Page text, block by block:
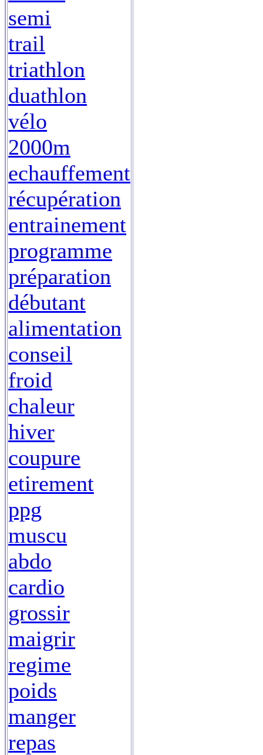
semi
trail
triathlon
duathlon
vélo
2000m
echauffement
récupération
entrainement
programme
préparation
débutant
alimentation
conseil
froid
chaleur
hiver
coupure
etirement
ppg
muscu
abdo
cardio
grossir
maigrir
regime
poids
manger
repas